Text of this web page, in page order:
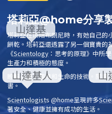
塔莉亞@home分享
塔莉亞在烘焙布朗尼時，有她自己
餅乾。塔莉亞還透露了另一個寶貴
《Scientology ：思考的原理》 中所
生產力和積極的態度。
瞭解心靈、靈魂和生命的技術。閱讀
書。
Scientologists @home呈現許多
著安全、健康並擁有成功的生活。